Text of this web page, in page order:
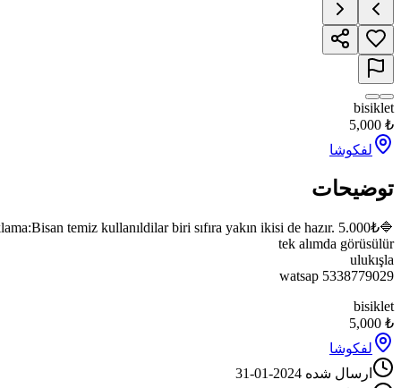
لفکوشا
5338779029
لفکوشا
ارسال شده 2024-01-31